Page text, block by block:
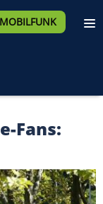
MOBILFUNK
Fans: